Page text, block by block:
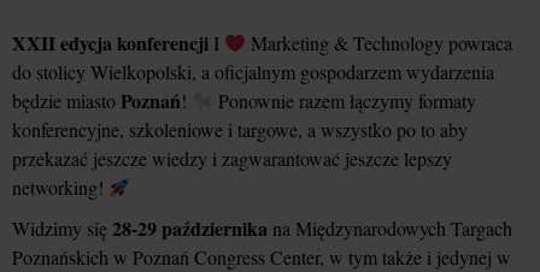
XXII edycja konferencji I
Marketing & Technology powraca
do stolicy Wielkopolski, a oficjalnym gospodarzem wydarzenia
będzie miasto Poznań!
Ponownie razem łączymy formaty
konferencyjne, szkoleniowe i targowe, a wszystko po to aby
przekazać jeszcze wiedzy i zagwarantować jeszcze lepszy
networking!
Widzimy się28-29 października na Międzynarodowych Targach
Poznańskich w Poznań Congress Center, w tym także i jedynej w